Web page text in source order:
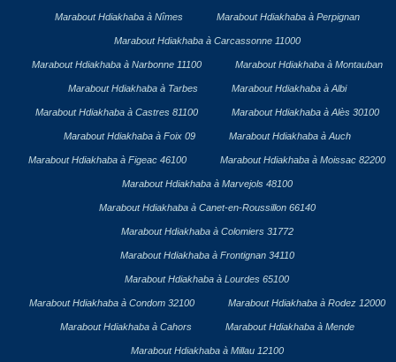
Marabout Hdiakhaba à Nîmes Marabout Hdiakhaba à Perpignan
Marabout Hdiakhaba à Carcassonne 11000
Marabout Hdiakhaba à Narbonne 11100 Marabout Hdiakhaba à Montauban
Marabout Hdiakhaba à Tarbes Marabout Hdiakhaba à Albi
Marabout Hdiakhaba à Castres 81100 Marabout Hdiakhaba à Alès 30100
Marabout Hdiakhaba à Foix 09 Marabout Hdiakhaba à Auch
Marabout Hdiakhaba à Figeac 46100 Marabout Hdiakhaba à Moissac 82200
Marabout Hdiakhaba à Marvejols 48100
Marabout Hdiakhaba à Canet-en-Roussillon 66140
Marabout Hdiakhaba à Colomiers 31772
Marabout Hdiakhaba à Frontignan 34110
Marabout Hdiakhaba à Lourdes 65100
Marabout Hdiakhaba à Condom 32100 Marabout Hdiakhaba à Rodez 12000
Marabout Hdiakhaba à Cahors Marabout Hdiakhaba à Mende
Marabout Hdiakhaba à Millau 12100